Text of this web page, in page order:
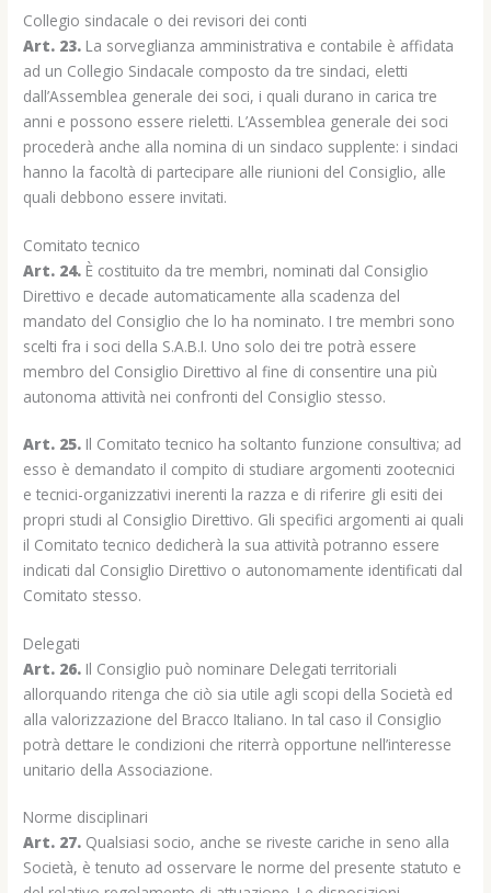
Collegio sindacale o dei revisori dei conti
Art. 23. La sorveglianza amministrativa e contabile è affidata
ad un Collegio Sindacale composto da tre sindaci, eletti
dall’Assemblea generale dei soci, i quali durano in carica tre
anni e possono essere rieletti. L’Assemblea generale dei soci
procederà anche alla nomina di un sindaco supplente: i sindaci
hanno la facoltà di partecipare alle riunioni del Consiglio, alle
quali debbono essere invitati.
Comitato tecnico
Art. 24. È costituito da tre membri, nominati dal Consiglio
Direttivo e decade automaticamente alla scadenza del
mandato del Consiglio che lo ha nominato. I tre membri sono
scelti fra i soci della S.A.B.I. Uno solo dei tre potrà essere
membro del Consiglio Direttivo al fine di consentire una più
autonoma attività nei confronti del Consiglio stesso.
Art. 25. Il Comitato tecnico ha soltanto funzione consultiva; ad
esso è demandato il compito di studiare argomenti zootecnici
e tecnici-organizzativi inerenti la razza e di riferire gli esiti dei
propri studi al Consiglio Direttivo. Gli specifici argomenti ai quali
il Comitato tecnico dedicherà la sua attività potranno essere
indicati dal Consiglio Direttivo o autonomamente identificati dal
Comitato stesso.
Delegati
Art. 26. Il Consiglio può nominare Delegati territoriali
allorquando ritenga che ciò sia utile agli scopi della Società ed
alla valorizzazione del Bracco Italiano. In tal caso il Consiglio
potrà dettare le condizioni che riterrà opportune nell’interesse
unitario della Associazione.
Norme disciplinari
Art. 27. Qualsiasi socio, anche se riveste cariche in seno alla
Società, è tenuto ad osservare le norme del presente statuto e